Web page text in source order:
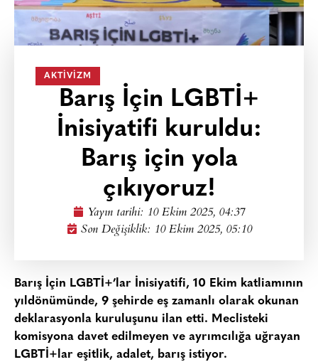
AKTIVIZM
Barış İçin LGBTİ+
İnisiyatifi kuruldu:
Barış için yola
çıkıyoruz!
Yayın tarihi: 10 Ekim 2025, 04:37
Son Değişiklik: 10 Ekim 2025, 05:10
Barış İçin LGBTİ+’lar İnisiyatifi, 10 Ekim katliamının
yıldönümünde, 9 şehirde eş zamanlı olarak okunan
deklarasyonla kuruluşunu ilan etti. Meclisteki
komisyona davet edilmeyen ve ayrımcılığa uğrayan
LGBTİ+lar eşitlik, adalet, barış istiyor.